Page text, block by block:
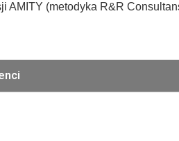
AMITY (metodyka R&R